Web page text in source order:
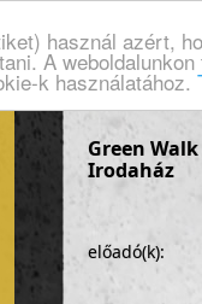
használ azért,
A
k használatához.
Green
Irodaház
előadó(k):